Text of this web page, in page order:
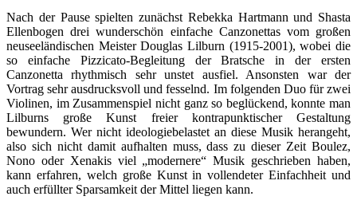
Nach der Pause spielten zunächst Rebekka Hartmann und Shasta
Ellenbogen drei wunderschön einfache Canzonettas vom großen
neuseeländischen Meister Douglas Lilburn (1915-2001), wobei die
so einfache Pizzicato-Begleitung der Bratsche in der ersten
Canzonetta rhythmisch sehr unstet ausfiel. Ansonsten war der
Vortrag sehr ausdrucksvoll und fesselnd. Im folgenden Duo für zwei
Violinen, im Zusammenspiel nicht ganz so beglückend, konnte man
Lilburns große Kunst freier kontrapunktischer Gestaltung
bewundern. Wer nicht ideologiebelastet an diese Musik herangeht,
also sich nicht damit aufhalten muss, dass zu dieser Zeit Boulez,
Nono oder Xenakis viel „modernere“ Musik geschrieben haben,
kann erfahren, welch große Kunst in vollendeter Einfachheit und
auch erfüllter Sparsamkeit der Mittel liegen kann.